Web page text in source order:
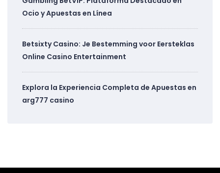
Ocio y Apuestas en Línea
Betsixty Casino: Je Bestemming voor Eersteklas
Online Casino Entertainment
Explora la Experiencia Completa de Apuestas en
arg777 casino